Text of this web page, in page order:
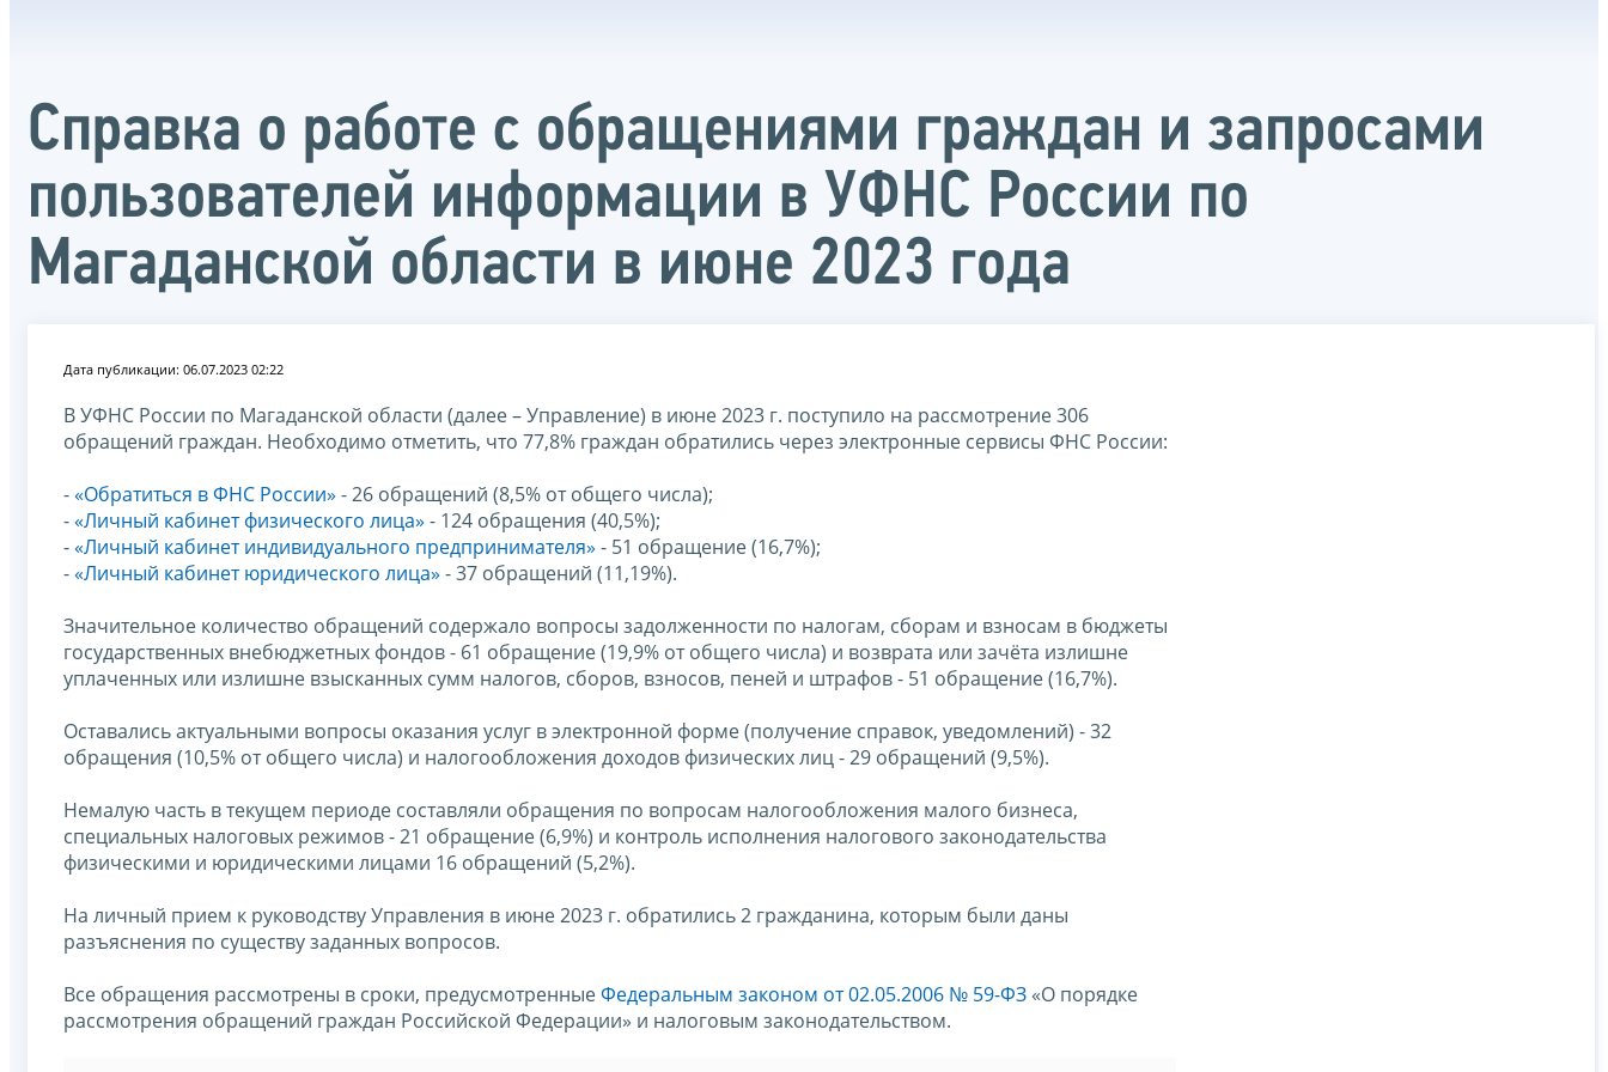
Справка о работе с обращениями граждан и запросами
пользователей информации в УФНС России по
Магаданской области в июне 2023 года
Дата публикации: 06.07.2023 02:22
В УФНС России по Магаданской области (далее – Управление) в июне 2023 г. поступило на рассмотрение 306
обращений граждан. Необходимо отметить, что 77,8% граждан обратились через электронные сервисы ФНС России:
-«Обратиться в ФНС России» - 26 обращений (8,5% от общего числа);
-«Личный кабинет физического лица» - 124 обращения (40,5%);
-«Личный кабинет индивидуального предпринимателя» - 51 обращение (16,7%);
-«Личный кабинет юридического лица» - 37 обращений (11,19%).
Значительное количество обращений содержало вопросы задолженности по налогам, сборам и взносам в бюджеты
государственных внебюджетных фондов - 61 обращение (19,9% от общего числа) и возврата или зачёта излишне
уплаченных или излишне взысканных сумм налогов, сборов, взносов, пеней и штрафов - 51 обращение (16,7%).
Оставались актуальными вопросы оказания услуг в электронной форме (получение справок, уведомлений) - 32
обращения (10,5% от общего числа) и налогообложения доходов физических лиц - 29 обращений (9,5%).
Немалую часть в текущем периоде составляли обращения по вопросам налогообложения малого бизнеса,
специальных налоговых режимов - 21 обращение (6,9%) и контроль исполнения налогового законодательства
физическими и юридическими лицами 16 обращений (5,2%).
На личный прием к руководству Управления в июне 2023 г. обратились 2 гражданина, которым были даны
разъяснения по существу заданных вопросов.
Все обращения рассмотрены в сроки, предусмотренныеФедеральным законом от 02.05.2006 № 59-ФЗ «О порядке
рассмотрения обращений граждан Российской Федерации» и налоговым законодательством.